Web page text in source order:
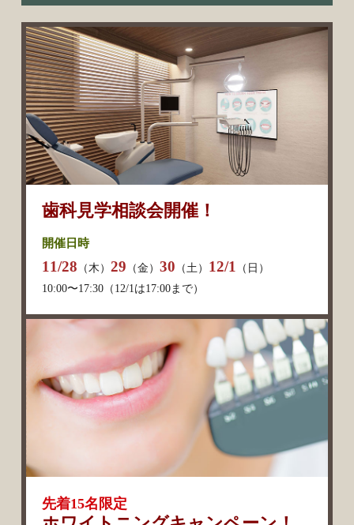
歯科見学相談会開催！
開催日時
11/28 （木） 29 （金） 30 （土） 12/1
（日）
10:00〜17:30（12/1は17:00まで）
先着15名限定